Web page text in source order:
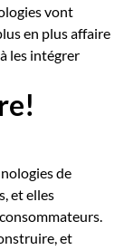
vont
en plus affaire
les intégrer
de
et elles
et